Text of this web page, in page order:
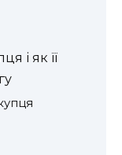
і як її